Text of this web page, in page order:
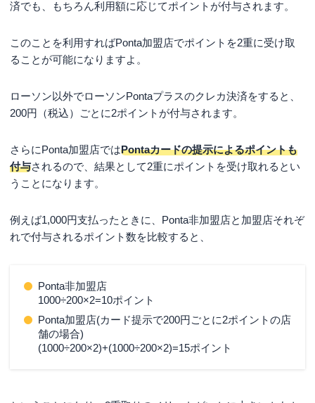
済でも、もちろん利用額に応じてポイントが付与されます。
このことを利用すればPonta加盟店でポイントを2重に受け取
ることが可能になりますよ。
ローソン以外でローソンPontaプラスのクレカ決済をすると、
200円（税込）ごとに2ポイントが付与されます。
さらにPonta加盟店ではPontaカードの提示によるポイントも
付与されるので、結果として2重にポイントを受け取れるとい
うことになります。
例えば1,000円支払ったときに、Ponta非加盟店と加盟店それぞ
れで付与されるポイント数を比較すると、
Ponta非加盟店
1000÷200×2=10ポイント
Ponta加盟店(カード提示で200円ごとに2ポイントの店
舗の場合)
(1000÷200×2)+(1000÷200×2)=15ポイント